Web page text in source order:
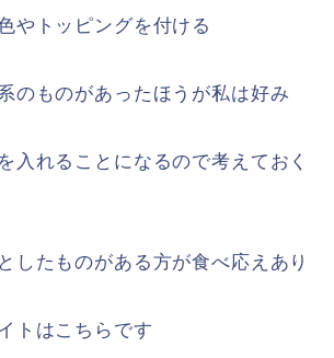
やトッピングを付ける
のものがあったほうが私は好み
入れることになるので考えておく
したものがある方が食べ応えあり
トはこちらです